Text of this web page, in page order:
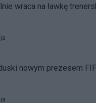
wraca na ławkę
nowym prezesem